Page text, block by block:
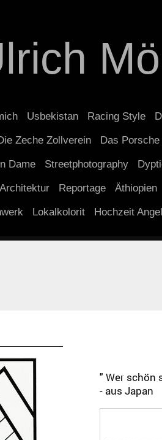
Usbekistan Racing Style
Zeche Zollverein Das
Dame Streetphotography
Reportage Äthiopien
Lokalkolorit Hochzeit
" Wer schön
- aus Japan